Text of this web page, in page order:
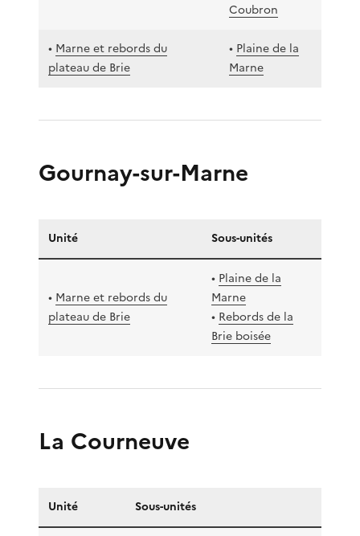
Coubron
• Marne et rebords du
plateau de Brie
• Plaine de la
Marne
Gournay-sur-Marne
Unité Sous-unités
• Marne et rebords du
plateau de Brie
• Plaine de la
Marne
• Rebords de la
Brie boisée
La Courneuve
Unité Sous-unités